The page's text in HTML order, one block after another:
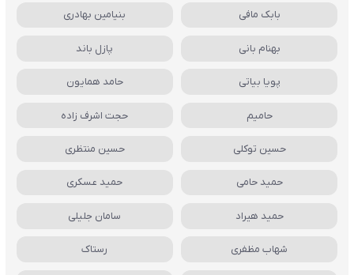
بابک مافی بنیامین بهادری
بهنام بانی پازل باند
پویا بیاتی حامد همایون
حامیم حجت اشرف زاده
حسین توکلی حسین منتظری
حمید حامی حمید عسکری
حمید هیراد سامان جلیلی
شهاب مظفری رستاک